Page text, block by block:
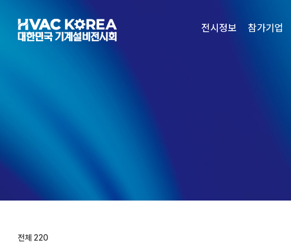
content
전시정보 참가기업
전체 220